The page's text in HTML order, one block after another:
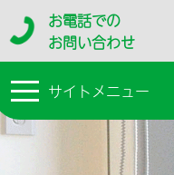
お電話での
お問い合わせ
サイトメニュー